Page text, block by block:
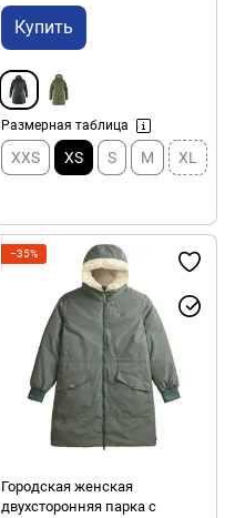
Купить
Размерная таблица
XXS XS S M XL
−35%
Городская женская
двухсторонняя парка с